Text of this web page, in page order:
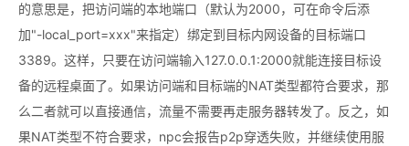
的意思是，把访问端的本地端口（默认为2000，可在命令后添
加"-local_port=xxx"来指定）绑定到目标内网设备的目标端口
3389。这样，只要在访问端输入127.0.0.1:2000就能连接目标设
备的远程桌面了。如果访问端和目标端的NAT类型都符合要求，那
么二者就可以直接通信，流量不需要再走服务器转发了。反之，如
果NAT类型不符合要求，npc会报告p2p穿透失败，并继续使用服